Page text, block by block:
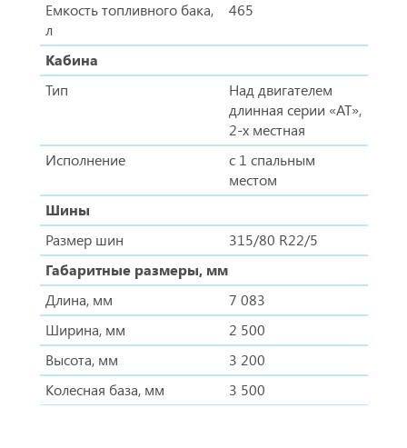
Емкость топливного бака,
л
465
Кабина
Тип
Над двигателем
длинная серии «АТ»,
2-х местная
Исполнение
с 1 спальным
местом
Шины
Размер шин
315/80 R22/5
Габаритные размеры, мм
Длина, мм
7 083
Ширина, мм
2 500
Высота, мм
3 200
Колесная база, мм
3 500